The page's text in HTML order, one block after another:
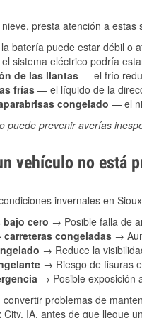
presta atención a
batería puede estar débil o
sistema eléctrico podría
de las llantas— el frío
frías — el líquido de la
congelado — el
puede prevenir averías
vehículo no está
invernales en
bajo cero → Posible falla de
congeladas →
→ Reduce la
→ Riesgo de fisuras
→ Posible exposición
problemas de
City, IA, antes de que